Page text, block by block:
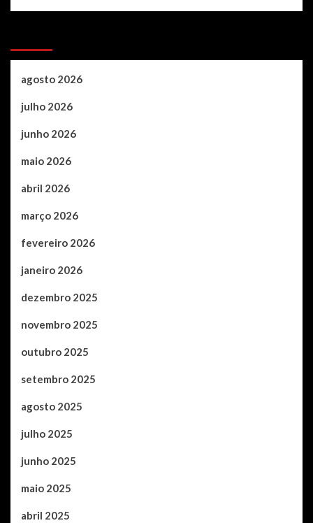
agosto 2026
julho 2026
junho 2026
maio 2026
abril 2026
março 2026
fevereiro 2026
janeiro 2026
dezembro 2025
novembro 2025
outubro 2025
setembro 2025
agosto 2025
julho 2025
junho 2025
maio 2025
abril 2025